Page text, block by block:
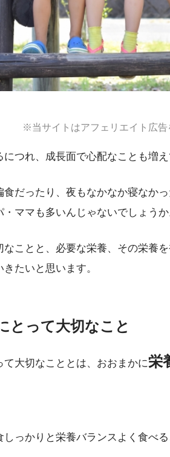
※当サイトはアフェリエイト広告
つれ、成長面で心配なことも増え
食だったり、夜もなかなか寝なか
ママも多いんじゃないでしょうか
なことと、必要な栄養、その栄養
たいと思います。
とって大切なこと
て大切なこととは、おおまかに栄
しっかりと栄養バランスよく食べる